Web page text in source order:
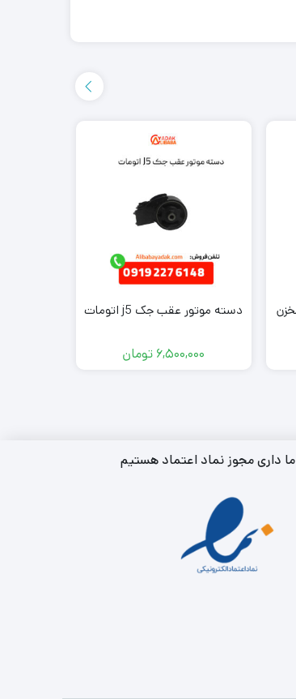
دسته موتور عقب جک j5 اتومات
6,500,000 تومان
ما داری مجوز نماد اعتماد هستیم